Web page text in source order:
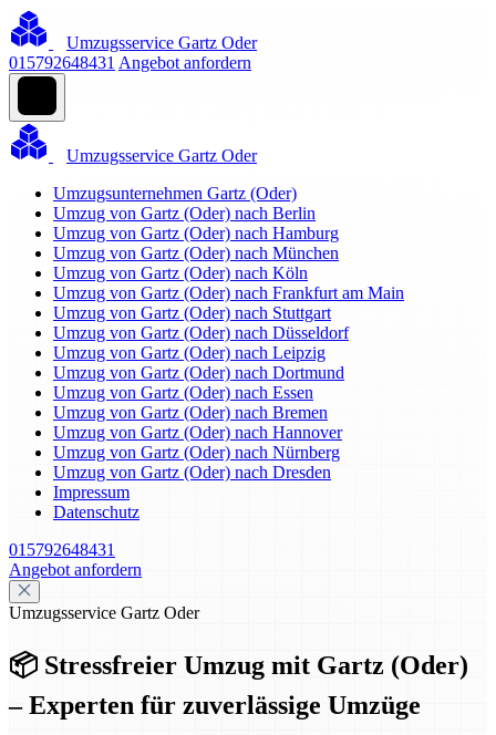
Umzugsservice Gartz Oder
015792648431 Angebot anfordern
Umzugsservice Gartz Oder
Umzugsunternehmen Gartz (Oder)
Umzug von Gartz (Oder) nach Berlin
Umzug von Gartz (Oder) nach Hamburg
Umzug von Gartz (Oder) nach München
Umzug von Gartz (Oder) nach Köln
Umzug von Gartz (Oder) nach Frankfurt am Main
Umzug von Gartz (Oder) nach Stuttgart
Umzug von Gartz (Oder) nach Düsseldorf
Umzug von Gartz (Oder) nach Leipzig
Umzug von Gartz (Oder) nach Dortmund
Umzug von Gartz (Oder) nach Essen
Umzug von Gartz (Oder) nach Bremen
Umzug von Gartz (Oder) nach Hannover
Umzug von Gartz (Oder) nach Nürnberg
Umzug von Gartz (Oder) nach Dresden
Impressum
Datenschutz
015792648431
Angebot anfordern
Umzugsservice Gartz Oder
📦 Stressfreier Umzug mit Gartz (Oder)
– Experten für zuverlässige Umzüge